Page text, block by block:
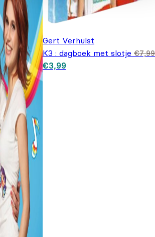
Gert Verhulst
K3 : dagboek met slotje €7,99
Oorspronkelijke prijs was:
€7,99.
€3,99Huidige prijs is: €3,99.